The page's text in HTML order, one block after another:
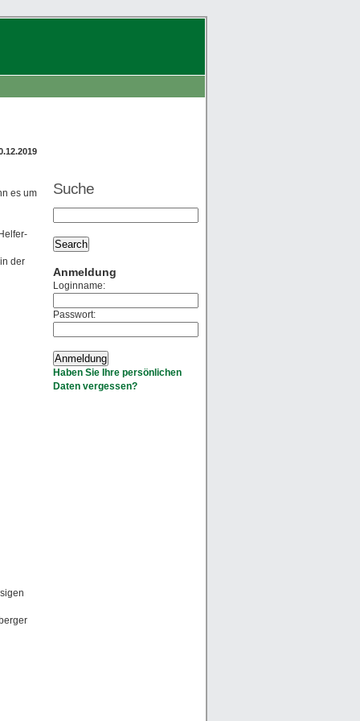
es um
der
Suche
Anmeldung
Loginname:
Passwort:
Haben Sie Ihre persönlichen
Daten vergessen?